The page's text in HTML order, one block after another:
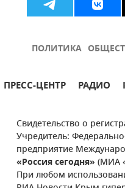
ПОЛИТИКА
ПРЕСС-ЦЕНТР РАДИО
Свидетельство о
Учредитель:
предприятие
«Россия сегодня» (МИА
При любом